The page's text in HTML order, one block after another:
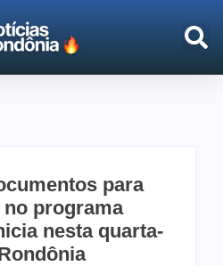
para
programa
nesta quarta-